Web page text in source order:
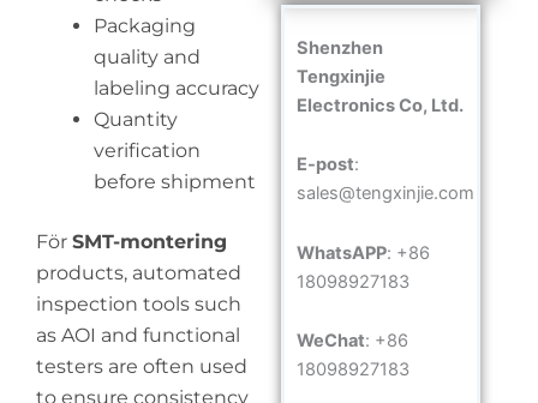
Packaging
quality and
labeling accuracy
Quantity
verification
before shipment
För SMT-montering
products, automated
inspection tools such
as AOI and functional
testers are often used
to ensure consistency
Shenzhen
Tengxinjie
Electronics Co, Ltd.
E-post:
sales@tengxinjie.com
WhatsAPP: +86
18098927183
WeChat: +86
18098927183